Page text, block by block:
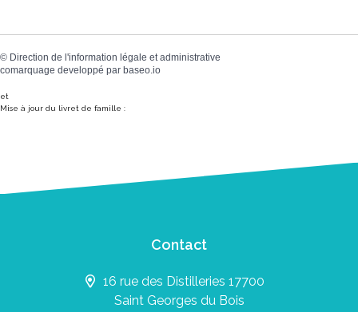
© Direction de l'information légale et administrative
comarquage developpé par baseo.io
et
Mise à jour du livret de famille :
Contact
16 rue des Distilleries 17700
Saint Georges du Bois